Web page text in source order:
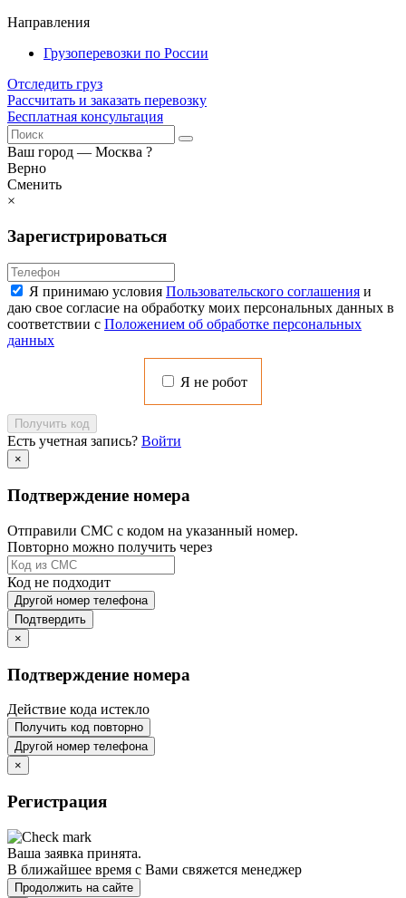
Направления
Грузоперевозки по России
Отследить груз
Рассчитать и заказать перевозку
Бесплатная консультация
Ваш город — Москва ?
Верно
Сменить
×
Зарегистрироваться
Я принимаю условия Пользовательского соглашения и
даю свое согласие на обработку моих персональных данных в
соответствии с Положением об обработке персональных
данных
Я не робот
Получить код
Есть учетная запись? Войти
×
Подтверждение номера
Отправили СМС с кодом на указанный номер.
Повторно можно получить через
Код не подходит
Другой номер телефона
Подтвердить
×
Подтверждение номера
Действие кода истекло
Получить код повторно
Другой номер телефона
×
Регистрация
Ваша заявка принята.
В ближайшее время с Вами свяжется менеджер
Продолжить на сайте